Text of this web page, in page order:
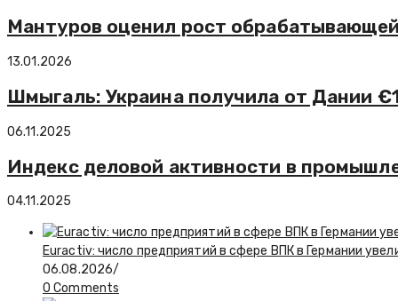
Мантуров оценил рост
13.01.2026
Шмыгаль: Украина получила от Дании
06.11.2025
Индекс деловой активности в
04.11.2025
Euractiv: число предприятий в сфере ВПК в Германии
06.08.2026/
0 Comments